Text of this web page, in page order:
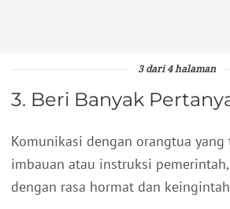
3 dari 4 halaman
3. Beri Banyak
Komunikasi dengan orangtua
imbauan atau instruksi
dengan rasa hormat dan